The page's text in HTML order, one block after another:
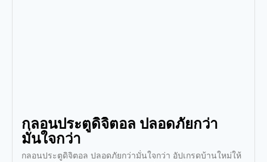
กลอนประตูดิจิตอล ปลอดภัยกว่า
มั่นใจกว่า
กลอนประตูดิจิตอล ปลอดภัยกว่ามั่นใจกว่า อัปเกรดบ้านใหม่ให้